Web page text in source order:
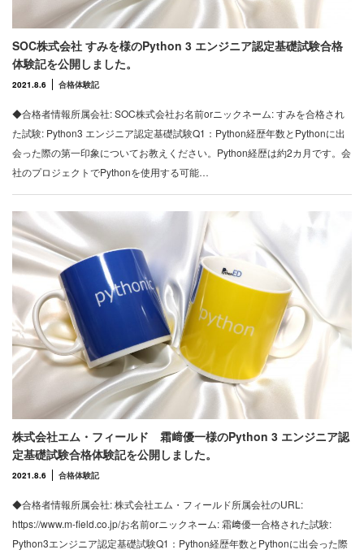
SOC株式会社 すみを様のPython 3 エンジニア認定基礎試験合格
体験記を公開しました。
2021.8.6 合格体験記
◆合格者情報所属会社: SOC株式会社お名前orニックネーム: すみを合格され
た試験: Python3 エンジニア認定基礎試験Q1：Python経歴年数とPythonに出
会った際の第一印象についてお教えください。Python経歴は約2カ月です。会
社のプロジェクトでPythonを使用する可能…
株式会社エム・フィールド 霜﨑優一様のPython 3 エンジニア認
定基礎試験合格体験記を公開しました。
2021.8.6 合格体験記
◆合格者情報所属会社: 株式会社エム・フィールド所属会社のURL:
https://www.m-field.co.jp/お名前orニックネーム: 霜﨑優一合格された試験:
Python3エンジニア認定基礎試験Q1：Python経歴年数とPythonに出会った際